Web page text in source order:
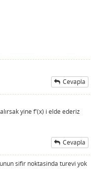
Cevapla
yine f'(x) i elde ederiz
Cevapla
sifir noktasinda turevi yok